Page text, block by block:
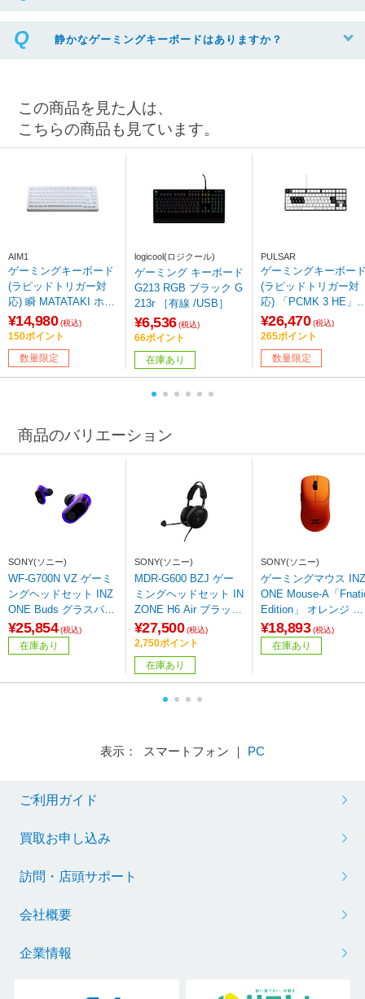
静かなゲーミングキーボードはありますか？
この商品を見た人は、
こちらの商品も見ています。
AIM1
ゲーミングキーボード
(ラピッドトリガー対
応) 瞬 MATATAKI ホワ
イト 3001JISA1WH
［有線 /USB］ 【sof0
01】
¥14,980 (税込)
150ポイント
数量限定
logicool(ロジクール)
ゲーミング キーボード
G213 RGB ブラック G
213r ［有線 /USB］
¥6,536 (税込)
66ポイント
在庫あり
PULSAR
ゲーミングキーボー
(ラピッドトリガー対
応) 「PCMK 3 HE」
本語かななし ホワイ
PCMK3HE812 ［有線
/日本語配列 /磁気スイ
ッチ］ 【sof001】
¥26,470 (税込)
265ポイント
数量限定
商品のバリエーション
SONY(ソニー)
WF-G700N VZ ゲーミ
ングヘッドセット INZ
ONE Buds グラスパー
プル ［ワイヤレス（Bl
uetooth＋USB-C） /両
耳 /イヤホンタイプ］
¥25,854 (税込)
在庫あり
SONY(ソニー)
MDR-G600 BZJ ゲー
ミングヘッドセット IN
ZONE H6 Air ブラック
［φ3.5mmミニプラグ
＋USB-C /両耳 /ヘッド
バンドタイプ］
¥27,500 (税込)
2,750ポイント
在庫あり
SONY(ソニー)
ゲーミングマウス INZ
ONE Mouse-A「
Edition」 オレンジ
E-G500 DQ ［光学式
有線／無線(ワイヤレ
ス) /6ボタン /USB］
¥18,893 (税込)
在庫あり
表示： スマートフォン ｜ PC
ご利用ガイド
買取お申し込み
訪問・店頭サポート
会社概要
企業情報